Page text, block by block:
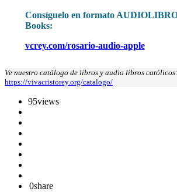
Consíguelo en formato
Books:
vcrey.com/rosario-audio-apple
Ve nuestro catálogo de libros y audio libros católicos:
https://vivacristorey.org/catalogo/
95views
0share